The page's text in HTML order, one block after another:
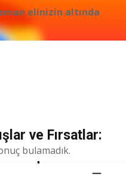
elinizin altında
ve Fırsatlar:
bulamadık.
-